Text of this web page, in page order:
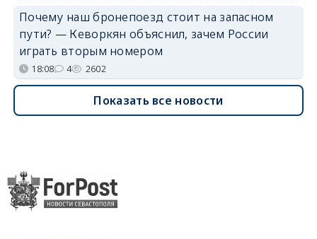
Почему наш бронепоезд стоит на запасном
пути? — Кеворкян объяснил, зачем России
играть вторым номером
18:08 4 2602
Показать все новости